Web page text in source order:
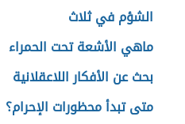
الشؤم في ثلاث
ماهي الأشعة تحت الحمراء
بحث عن الأفكار اللاعقلانية
متى تبدأ محظورات الإحرام؟